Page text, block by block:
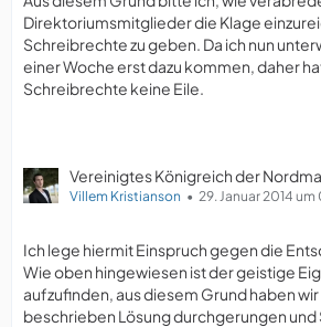
Direktoriumsmitglieder die Klage
Schreibrechte zu geben. Da ich nun
einer Woche erst dazu kommen, daher
Schreibrechte keine Eile.
Vereinigtes Königreich der
Villem Kristianson 29. Januar 2014 um
Ich lege hiermit Einspruch gegen die
Wie oben hingewiesen ist der geistige
aufzufinden, aus diesem Grund haben wir
beschrieben Lösung durchgerungen und